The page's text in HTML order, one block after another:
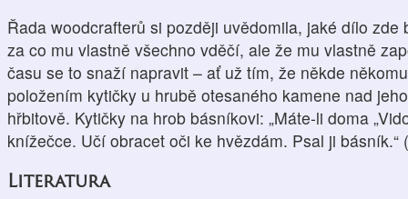
Řada woodcrafterů si později uvědomila, jaké dílo zde
za co mu vlastně všechno vděčí, ale že mu vlastně
času se to snaží napravit – ať už tím, že někde
položením kytičky u hrubě otesaného kamene nad
hřbitově. Kytičky na hrob básníkovi: „Máte-li doma
knížečce. Učí obracet oči ke hvězdám. Psal ji básník.“
Literatura